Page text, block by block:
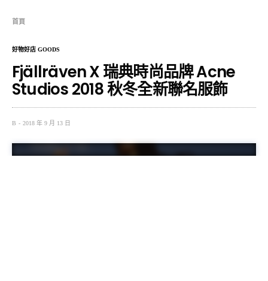
首頁
好物好店 GOODS
Fjällräven X 瑞典時尚品牌 Acne
Studios 2018 秋冬全新聯名服飾
B 2018 年 9 月 13 日